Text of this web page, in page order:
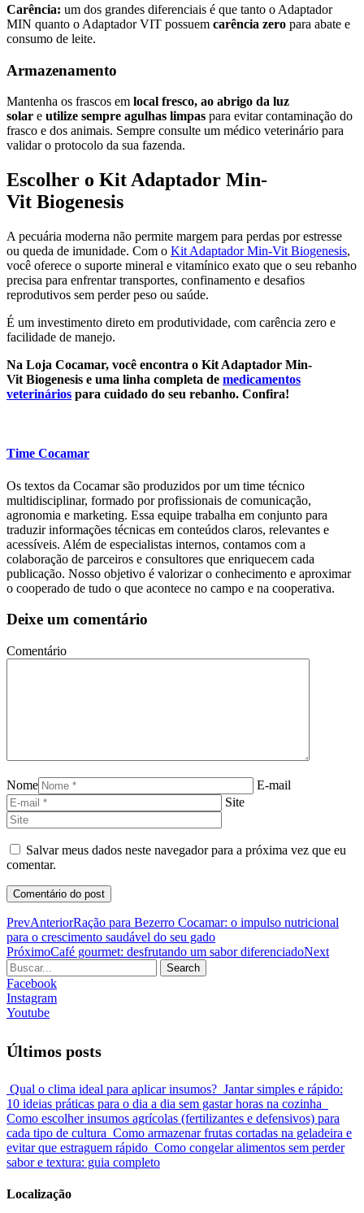
Carência: um dos grandes diferenciais é que tanto o Adaptador
MIN quanto o Adaptador VIT possuem carência zero para abate e
consumo de leite.
Armazenamento
Mantenha os frascos em local fresco, ao abrigo da luz
solar e utilize sempre agulhas limpas para evitar contaminação do
frasco e dos animais. Sempre consulte um médico veterinário para
validar o protocolo da sua fazenda.
Escolher o Kit Adaptador Min-
Vit Biogenesis
A pecuária moderna não permite margem para perdas por estresse
ou queda de imunidade. Com o Kit Adaptador Min-Vit Biogenesis,
você oferece o suporte mineral e vitamínico exato que o seu rebanho
precisa para enfrentar transportes, confinamento e desafios
reprodutivos sem perder peso ou saúde.
É um investimento direto em produtividade, com carência zero e
facilidade de manejo.
Na Loja Cocamar, você encontra o Kit Adaptador Min-
Vit Biogenesis e uma linha completa de medicamentos
veterinários para cuidado do seu rebanho. Confira!
Time Cocamar
Os textos da Cocamar são produzidos por um time técnico
multidisciplinar, formado por profissionais de comunicação,
agronomia e marketing. Essa equipe trabalha em conjunto para
traduzir informações técnicas em conteúdos claros, relevantes e
acessíveis. Além de especialistas internos, contamos com a
colaboração de parceiros e consultores que enriquecem cada
publicação. Nosso objetivo é valorizar o conhecimento e aproximar
o cooperado de tudo o que acontece no campo e na cooperativa.
Deixe um comentário
Comentário
Nome
E-mail
Site
Salvar meus dados neste navegador para a próxima vez que eu
comentar.
PrevAnteriorRação para Bezerro Cocamar: o impulso nutricional
para o crescimento saudável do seu gado
PróximoCafé gourmet: desfrutando um sabor diferenciadoNext
Search
Facebook
Instagram
Youtube
Últimos posts
Qual o clima ideal para aplicar insumos? Jantar simples e rápido:
10 ideias práticas para o dia a dia sem gastar horas na cozinha
Como escolher insumos agrícolas (fertilizantes e defensivos) para
cada tipo de cultura Como armazenar frutas cortadas na geladeira e
evitar que estraguem rápido Como congelar alimentos sem perder
sabor e textura: guia completo
Localização